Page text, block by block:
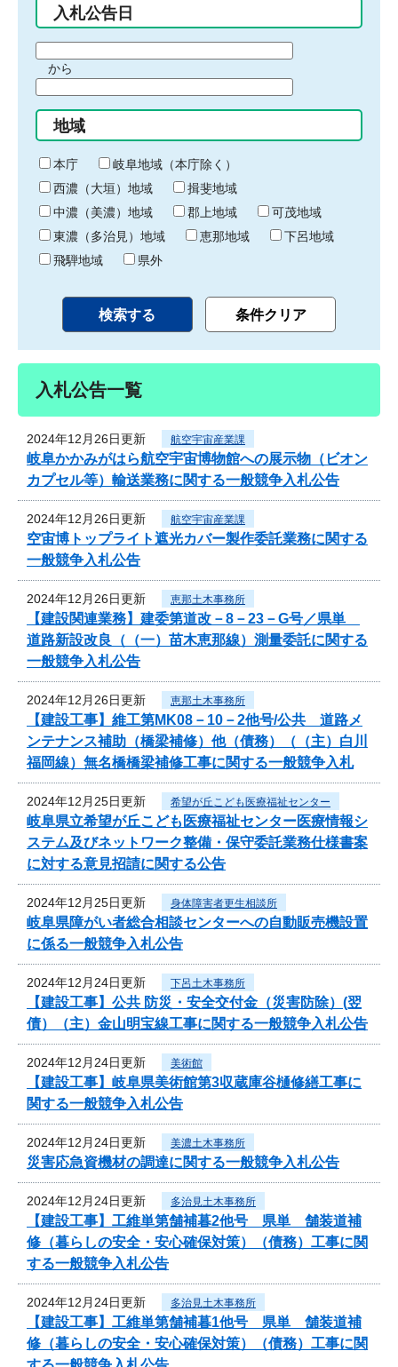
入札公告日
間
始
り
から
間
終
わ
り
地域
本庁
岐阜地域（本庁除く）
西濃（大垣）地域
揖斐地域
中濃（美濃）地域
郡上地域
可茂地域
東濃（多治見）地域
恵那地域
下呂地域
飛騨地域
県外
入札公告一覧
2024年12月26日更新 航空宇宙産業課
岐阜かかみがはら航空宇宙博物館への展示物（ビオン
カプセル等）輸送業務に関する一般競争入札公告
2024年12月26日更新 航空宇宙産業課
空宙博トップライト遮光カバー製作委託業務に関する
一般競争入札公告
2024年12月26日更新 恵那土木事務所
【建設関連業務】建委第道改－8－23－G号／県単
道路新設改良（（一）苗木恵那線）測量委託に関する
一般競争入札公告
2024年12月26日更新 恵那土木事務所
【建設工事】維工第MK08－10－2他号/公共 道路メ
ンテナンス補助（橋梁補修）他（債務）（（主）白川
福岡線）無名橋橋梁補修工事に関する一般競争入札
2024年12月25日更新 希望が丘こども医療福祉センター
岐阜県立希望が丘こども医療福祉センター医療情報シ
ステム及びネットワーク整備・保守委託業務仕様書案
に対する意見招請に関する公告
2024年12月25日更新 身体障害者更生相談所
岐阜県障がい者総合相談センターへの自動販売機設置
に係る一般競争入札公告
2024年12月24日更新 下呂土木事務所
【建設工事】公共 防災・安全交付金（災害防除）(翌
債）（主）金山明宝線工事に関する一般競争入札公告
2024年12月24日更新 美術館
【建設工事】岐阜県美術館第3収蔵庫谷樋修繕工事に
関する一般競争入札公告
2024年12月24日更新 美濃土木事務所
災害応急資機材の調達に関する一般競争入札公告
2024年12月24日更新 多治見土木事務所
【建設工事】工維単第舗補暮2他号 県単 舗装道補
修（暮らしの安全・安心確保対策）（債務）工事に関
する一般競争入札公告
2024年12月24日更新 多治見土木事務所
【建設工事】工維単第舗補暮1他号 県単 舗装道補
修（暮らしの安全・安心確保対策）（債務）工事に関